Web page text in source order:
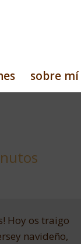
sobre mí
Hoy os traigo
navideño,